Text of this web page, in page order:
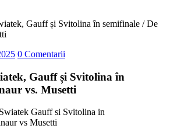
Gauff și Svitolina în semifinale / De
0 Comentarii
Gauff și Svitolina în
vs. Musetti